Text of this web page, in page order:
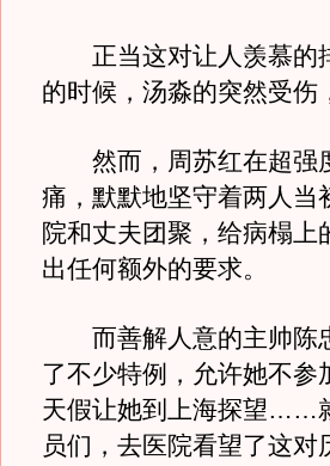
正当这对让人羡慕的
的时候，汤淼的突然受伤
然而，周苏红在超强
痛，默默地坚守着两人当
院和丈夫团聚，给病榻
出任何额外的要求。
而善解人意的主帅陈
了不少特例，允许她不参
天假让她到上海探望……
员们，去医院看望了这